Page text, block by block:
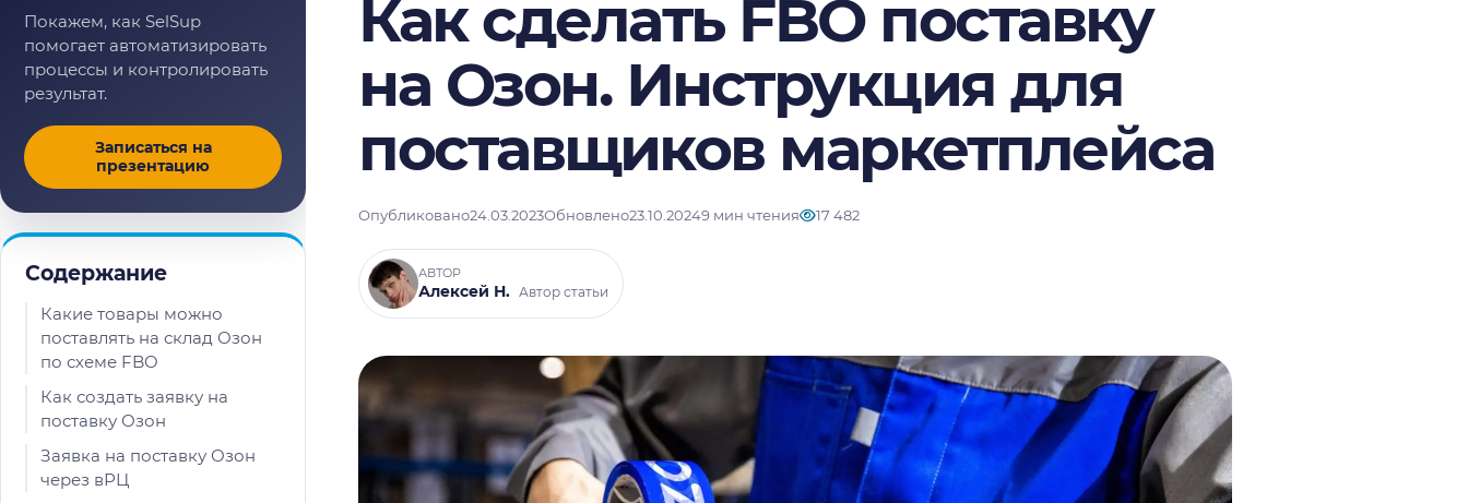
Как сделать FBO поставку
на Озон. Инструкция для
поставщиков маркетплейса
Опубликовано24.03.2023Обновлено23.10.20249 мин чтения 17 482
АВТОР
Алексей Н. Автор статьи
Содержание
Какие товары можно
поставлять на склад Озон
по схеме FBO
Как создать заявку на
поставку Озон
Заявка на поставку Озон
через вРЦ
Покажем, как SelSup
помогает автоматизировать
процессы и контролировать
результат.
Записаться на
презентацию